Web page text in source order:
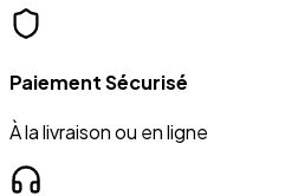
Paiement Sécurisé
À la livraison ou en ligne